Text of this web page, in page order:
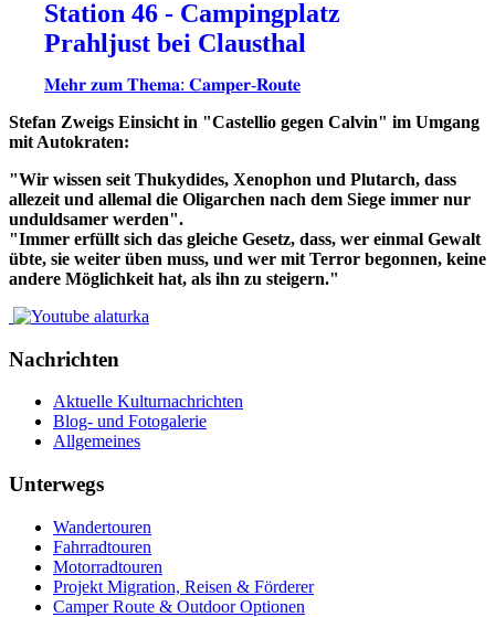
Station 46 - Campingplatz
Prahljust bei Clausthal
𝐌𝐞𝐡𝐫 𝐳𝐮𝐦 𝐓𝐡𝐞𝐦𝐚: 𝐂𝐚𝐦𝐩𝐞𝐫-𝐑𝐨𝐮𝐭𝐞
Stefan Zweigs Einsicht in "Castellio gegen Calvin" im Umgang
mit Autokraten:
"Wir wissen seit Thukydides, Xenophon und Plutarch, dass
allezeit und allemal die Oligarchen nach dem Siege immer nur
unduldsamer werden".
"Immer erfüllt sich das gleiche Gesetz, dass, wer einmal Gewalt
übte, sie weiter üben muss, und wer mit Terror begonnen, keine
andere Möglichkeit hat, als ihn zu steigern."
Nachrichten
Aktuelle Kulturnachrichten
Blog- und Fotogalerie
Allgemeines
Unterwegs
Wandertouren
Fahrradtouren
Motorradtouren
Projekt Migration, Reisen & Förderer
Camper Route & Outdoor Optionen